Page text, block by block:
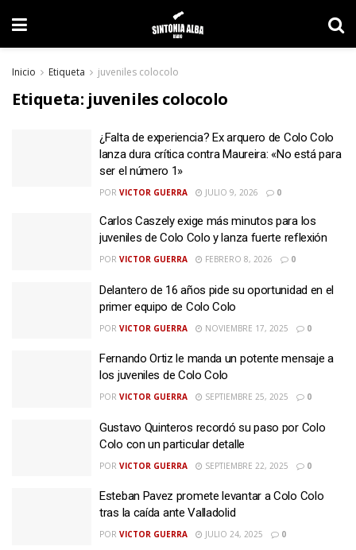
Inicio Etiqueta juveniles colocolo
Etiqueta: juveniles colocolo
¿Falta de experiencia? Ex arquero de Colo Colo
lanza dura crítica contra Maureira: «No está para
ser el número 1»
POR VICTOR GUERRA JULIO 9, 2026 0
Carlos Caszely exige más minutos para los
juveniles de Colo Colo y lanza fuerte reflexión
POR VICTOR GUERRA FEBRERO 8, 2026 0
Delantero de 16 años pide su oportunidad en el
primer equipo de Colo Colo
POR VICTOR GUERRA NOVIEMBRE 17, 2025 0
Fernando Ortiz le manda un potente mensaje a
los juveniles de Colo Colo
POR VICTOR GUERRA SEPTIEMBRE 25, 2025 0
Gustavo Quinteros recordó su paso por Colo
Colo con un particular detalle
POR VICTOR GUERRA SEPTIEMBRE 22, 2025 0
Esteban Pavez promete levantar a Colo Colo
tras la caída ante Valladolid
POR VICTOR GUERRA JULIO 24, 2025 0